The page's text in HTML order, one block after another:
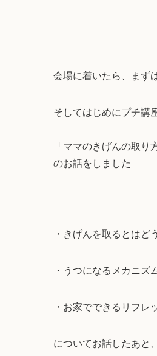
会場に着いたら、まず
そしてはじめにプチ講
「ママのきげんの取り
のお話をしました
・きげんを取るとはど
・うつになるメカニズ
・お家でできるリフレ
についてお話したあと